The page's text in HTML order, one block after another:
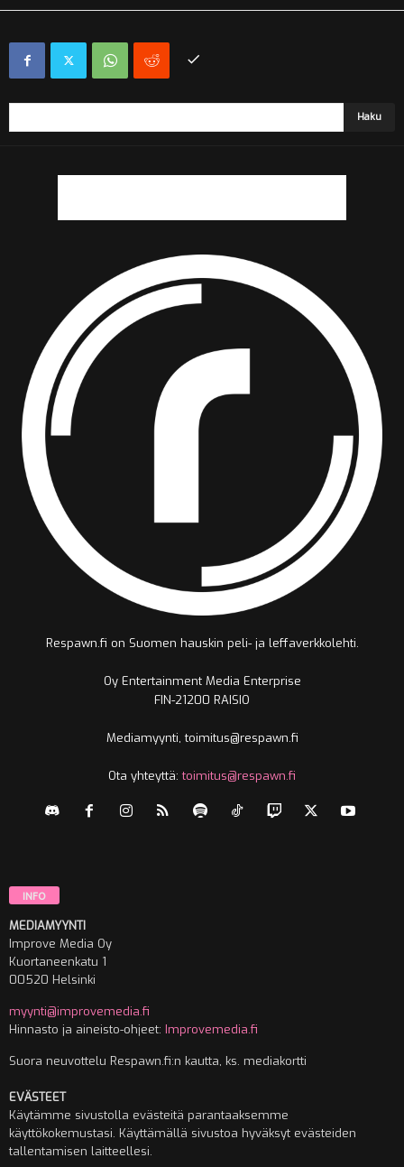
Respawn.fi on Suomen hauskin peli- ja leffaverkkolehti.
Oy Entertainment Media Enterprise
FIN-21200 RAISIO
Mediamyynti, toimitus@respawn.fi
Ota yhteyttä:toimitus@respawn.fi
INFO
MEDIAMYYNTI
Improve Media Oy
Kuortaneenkatu 1
00520 Helsinki
myynti@improvemedia.fi
Hinnasto ja aineisto-ohjeet: Improvemedia.fi
Suora neuvottelu Respawn.fi:n kautta, ks. mediakortti
EVÄSTEET
Käytämme sivustolla evästeitä parantaaksemme
käyttökokemustasi. Käyttämällä sivustoa hyväksyt evästeiden
tallentamisen laitteellesi.